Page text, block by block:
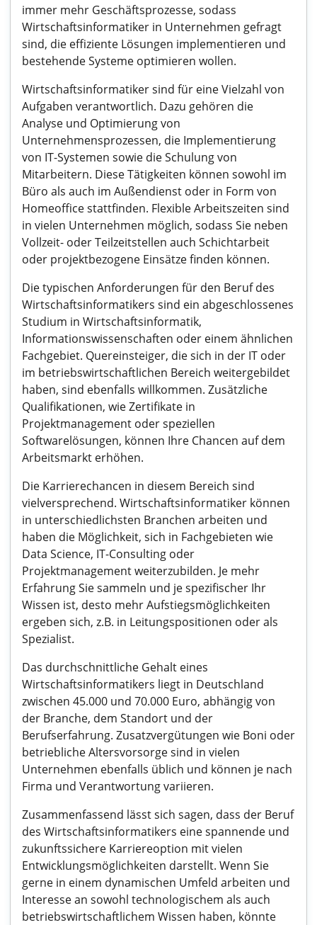
immer mehr Geschäftsprozesse, sodass
Wirtschaftsinformatiker in Unternehmen gefragt
sind, die effiziente Lösungen implementieren und
bestehende Systeme optimieren wollen.
Wirtschaftsinformatiker sind für eine Vielzahl von
Aufgaben verantwortlich. Dazu gehören die
Analyse und Optimierung von
Unternehmensprozessen, die Implementierung
von IT-Systemen sowie die Schulung von
Mitarbeitern. Diese Tätigkeiten können sowohl im
Büro als auch im Außendienst oder in Form von
Homeoffice stattfinden. Flexible Arbeitszeiten sind
in vielen Unternehmen möglich, sodass Sie neben
Vollzeit- oder Teilzeitstellen auch Schichtarbeit
oder projektbezogene Einsätze finden können.
Die typischen Anforderungen für den Beruf des
Wirtschaftsinformatikers sind ein abgeschlossenes
Studium in Wirtschaftsinformatik,
Informationswissenschaften oder einem ähnlichen
Fachgebiet. Quereinsteiger, die sich in der IT oder
im betriebswirtschaftlichen Bereich weitergebildet
haben, sind ebenfalls willkommen. Zusätzliche
Qualifikationen, wie Zertifikate in
Projektmanagement oder speziellen
Softwarelösungen, können Ihre Chancen auf dem
Arbeitsmarkt erhöhen.
Die Karrierechancen in diesem Bereich sind
vielversprechend. Wirtschaftsinformatiker können
in unterschiedlichsten Branchen arbeiten und
haben die Möglichkeit, sich in Fachgebieten wie
Data Science, IT-Consulting oder
Projektmanagement weiterzubilden. Je mehr
Erfahrung Sie sammeln und je spezifischer Ihr
Wissen ist, desto mehr Aufstiegsmöglichkeiten
ergeben sich, z.B. in Leitungspositionen oder als
Spezialist.
Das durchschnittliche Gehalt eines
Wirtschaftsinformatikers liegt in Deutschland
zwischen 45.000 und 70.000 Euro, abhängig von
der Branche, dem Standort und der
Berufserfahrung. Zusatzvergütungen wie Boni oder
betriebliche Altersvorsorge sind in vielen
Unternehmen ebenfalls üblich und können je nach
Firma und Verantwortung variieren.
Zusammenfassend lässt sich sagen, dass der Beruf
des Wirtschaftsinformatikers eine spannende und
zukunftssichere Karriereoption mit vielen
Entwicklungsmöglichkeiten darstellt. Wenn Sie
gerne in einem dynamischen Umfeld arbeiten und
Interesse an sowohl technologischem als auch
betriebswirtschaftlichem Wissen haben, könnte